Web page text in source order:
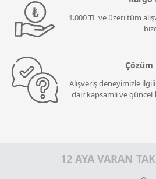
1.000 TL ve üzeri tüm
Alışveriş deneyimizle
dair kapsamlı ve güncel
12 AYA VARAN